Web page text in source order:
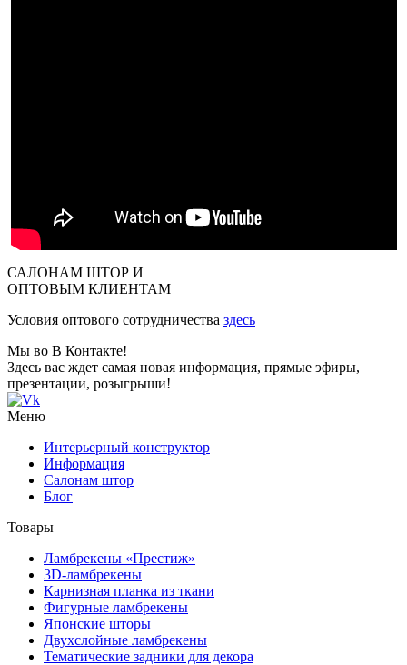
САЛОНАМ ШТОР И
ОПТОВЫМ КЛИЕНТАМ
Условия оптового сотрудничества здесь
Мы во В Контакте!
Здесь вас ждет самая новая информация, прямые эфиры,
презентации, розыгрыши!
Меню
Интерьерный конструктор
Информация
Салонам штор
Блог
Товары
Ламбрекены «Престиж»
3D-ламбрекены
Карнизная планка из ткани
Фигурные ламбрекены
Японские шторы
Двухслойные ламбрекены
Тематические задники для декора